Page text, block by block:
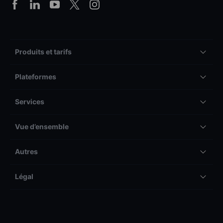
Produits et tarifs
Plateformes
Services
Vue d’ensemble
Autres
Légal